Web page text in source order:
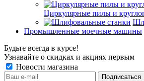
Циркулярные пилы и
Промышленные моечные машины
Будьте всегда в курсе!
Узнавайте о скидках и акциях первым
Новости магазина